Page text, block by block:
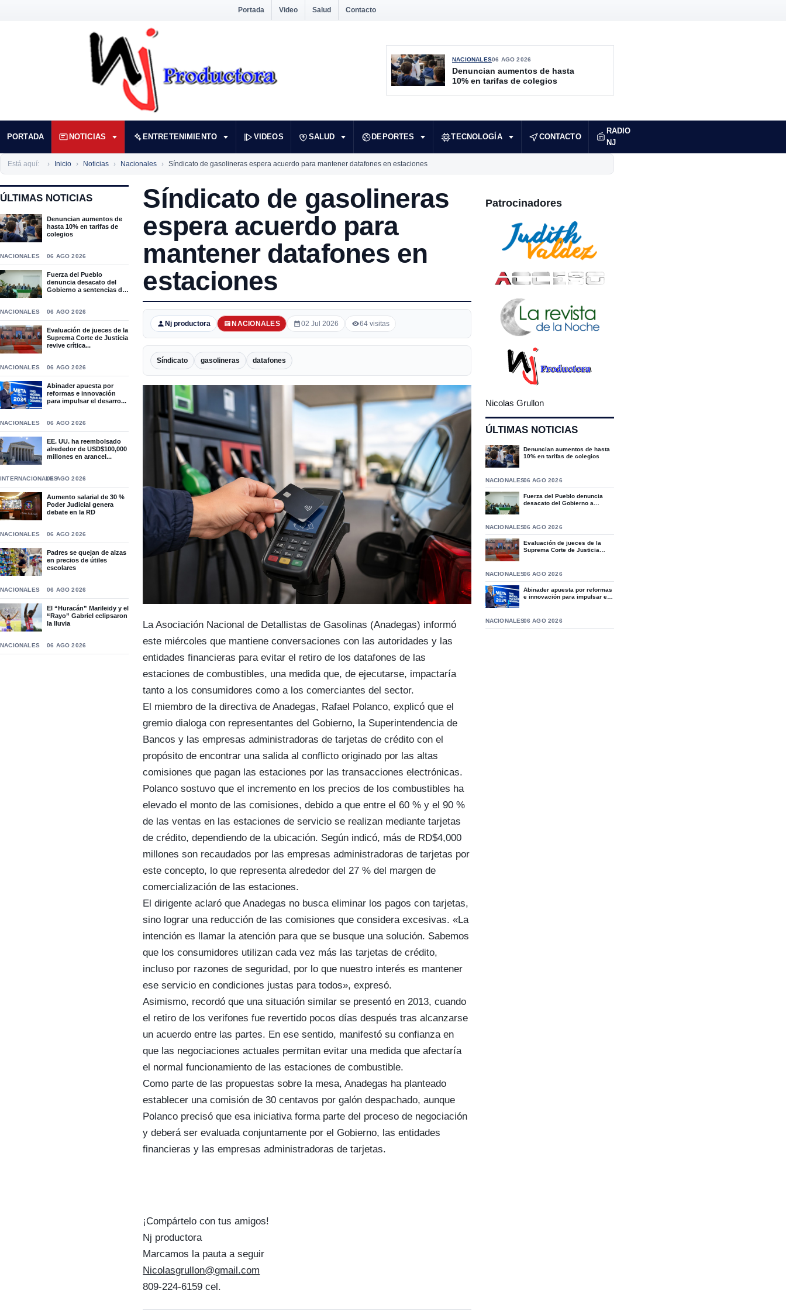
Portada Video Salud Contacto
NACIONALES06 AGO 2026
Denuncian aumentos de hasta
10% en tarifas de colegios
PORTADA NOTICIAS ENTRETENIMIENTO VIDEOS SALUD DEPORTES TECNOLOGÍA CONTACTO
RADIO
NJ
Está aquí: Inicio Noticias Nacionales Síndicato de gasolineras espera acuerdo para mantener datafones en estaciones
ÚLTIMAS NOTICIAS
Denuncian aumentos de
hasta 10% en tarifas de
colegios
NACIONALES 06 AGO 2026
Fuerza del Pueblo
denuncia desacato del
Gobierno a sentencias del
NACIONALES 06 AGO 2026
Evaluación de jueces de la
Suprema Corte de Justicia
revive crítica...
NACIONALES 06 AGO 2026
Abinader apuesta por
reformas e innovación
para impulsar el desarro...
NACIONALES 06 AGO 2026
EE. UU. ha reembolsado
alrededor de USD$100,000
millones en arancel...
INTERNACIONALES06 AGO 2026
Aumento salarial de 30 %
Poder Judicial genera
debate en la RD
NACIONALES 06 AGO 2026
Padres se quejan de alzas
en precios de útiles
escolares
NACIONALES 06 AGO 2026
El “Huracán” Marileidy y el
“Rayo” Gabriel eclipsaron
la lluvia
NACIONALES 06 AGO 2026
Síndicato de gasolineras
espera acuerdo para
mantener datafones en
estaciones
Nj productora NACIONALES 02 Jul 2026 64 visitas
Síndicato gasolineras datafones
La Asociación Nacional de Detallistas de Gasolinas (Anadegas) informó
este miércoles que mantiene conversaciones con las autoridades y las
entidades financieras para evitar el retiro de los datafones de las
estaciones de combustibles, una medida que, de ejecutarse, impactaría
tanto a los consumidores como a los comerciantes del sector.
El miembro de la directiva de Anadegas, Rafael Polanco, explicó que el
gremio dialoga con representantes del Gobierno, la Superintendencia de
Bancos y las empresas administradoras de tarjetas de crédito con el
propósito de encontrar una salida al conflicto originado por las altas
comisiones que pagan las estaciones por las transacciones electrónicas.
Polanco sostuvo que el incremento en los precios de los combustibles ha
elevado el monto de las comisiones, debido a que entre el 60 % y el 90 %
de las ventas en las estaciones de servicio se realizan mediante tarjetas
de crédito, dependiendo de la ubicación. Según indicó, más de RD$4,000
millones son recaudados por las empresas administradoras de tarjetas por
este concepto, lo que representa alrededor del 27 % del margen de
comercialización de las estaciones.
El dirigente aclaró que Anadegas no busca eliminar los pagos con tarjetas,
sino lograr una reducción de las comisiones que considera excesivas. «La
intención es llamar la atención para que se busque una solución. Sabemos
que los consumidores utilizan cada vez más las tarjetas de crédito,
incluso por razones de seguridad, por lo que nuestro interés es mantener
ese servicio en condiciones justas para todos», expresó.
Asimismo, recordó que una situación similar se presentó en 2013, cuando
el retiro de los verifones fue revertido pocos días después tras alcanzarse
un acuerdo entre las partes. En ese sentido, manifestó su confianza en
que las negociaciones actuales permitan evitar una medida que afectaría
el normal funcionamiento de las estaciones de combustible.
Como parte de las propuestas sobre la mesa, Anadegas ha planteado
establecer una comisión de 30 centavos por galón despachado, aunque
Polanco precisó que esa iniciativa forma parte del proceso de negociación
y deberá ser evaluada conjuntamente por el Gobierno, las entidades
financieras y las empresas administradoras de tarjetas.
¡Compártelo con tus amigos!
Nj productora
Marcamos la pauta a seguir
Nicolasgrullon@gmail.com
809-224-6159 cel.
Patrocinadores
Nicolas Grullon
ÚLTIMAS NOTICIAS
Denuncian aumentos de hasta
10% en tarifas de colegios
NACIONALES06 AGO 2026
Fuerza del Pueblo denuncia
desacato del Gobierno a
NACIONALES06 AGO 2026
Evaluación de jueces de la
Suprema Corte de Justicia
NACIONALES06 AGO 2026
Abinader apuesta por reformas
e innovación para impulsar el
NACIONALES06 AGO 2026